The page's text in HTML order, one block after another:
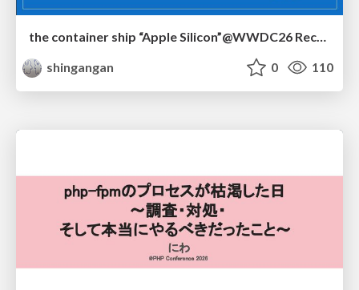
the container ship “Apple Silicon”@WWDC26 Recap -Japan-\(region).swift
shingangan
0 110